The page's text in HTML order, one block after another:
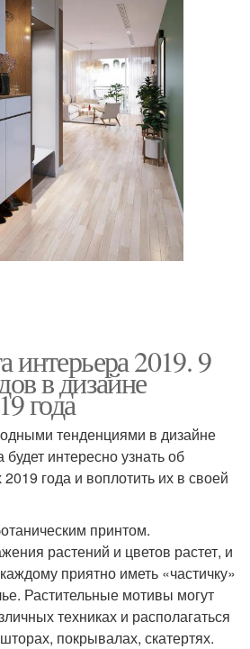
интерьера 2019. 9
в дизайне
года
тенденциями в дизайне
интересно узнать об
года и воплотить их в своей
принтом.
растений и цветов растет, и
приятно иметь «частичку»
Растительные мотивы могут
техниках и располагаться
покрывалах, скатертях.